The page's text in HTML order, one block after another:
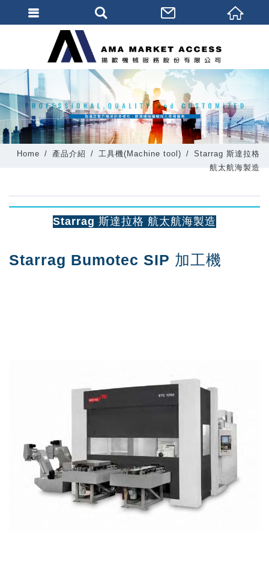
Home 產品介紹 工具機(Machine tool)
Starrag 斯達拉格
航太航海製造
Starrag 斯達拉格 航太航海製造
Starrag Bumotec SIP 加工機
會員登入(燈箱)
加入會員
忘記密碼
密碼修改
訂單查詢
會員登出